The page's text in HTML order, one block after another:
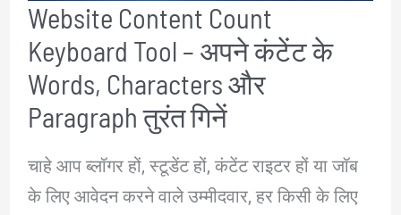
Affairs
PDF
Website Content Count
Keyboard Tool – अपने कंटेंट के
Words, Characters और
Paragraph तुरंत गिनें
चाहे आप ब्लॉगर हों, स्टूडेंट हों, कंटेंट राइटर हों या जॉब
के लिए आवेदन करने वाले उम्मीदवार, हर किसी के लिए